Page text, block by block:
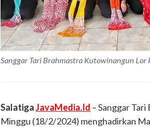
Sanggar Tari Brahmastra Kutowinangun Lor
SalatigaJavaMedia.Id – Sanggar
Minggu (18/2/2024) menghadirkan